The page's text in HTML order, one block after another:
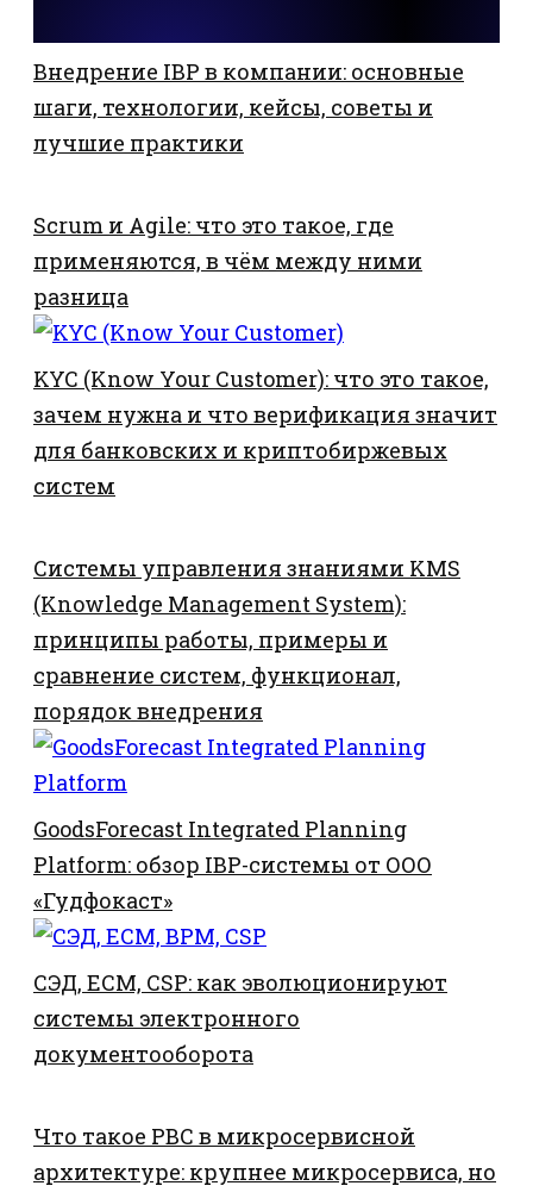
Внедрение IBP в компании: основные
шаги, технологии, кейсы, советы и
лучшие практики
Scrum и Agile: что это такое, где
применяются, в чём между ними
разница
KYC (Know Your Customer): что это такое,
зачем нужна и что верификация значит
для банковских и криптобиржевых
систем
Системы управления знаниями KMS
(Knowledge Management System):
принципы работы, примеры и
сравнение систем, функционал,
порядок внедрения
GoodsForecast Integrated Planning
Platform: обзор IBP-системы от ООО
«Гудфокаст»
СЭД, ECM, CSP: как эволюционируют
системы электронного
документооборота
Что такое PBC в микросервисной
архитектуре: крупнее микросервиса, но